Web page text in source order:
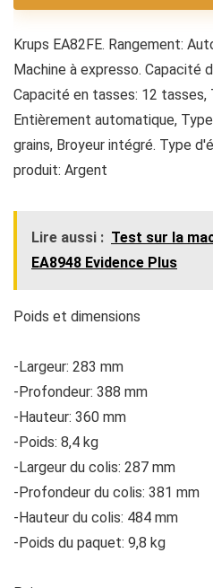
Krups EA82FE. Rangement:
Machine à expresso. Capacité
Capacité en tasses: 12
Entièrement automatique,
grains, Broyeur intégré. Type
produit: Argent
Lire aussi : Test sur la
EA8948 Evidence Plus
Poids et dimensions
-Largeur: 283 mm
-Profondeur: 388 mm
-Hauteur: 360 mm
-Poids: 8,4 kg
-Largeur du colis: 287 mm
-Profondeur du colis: 381 mm
-Hauteur du colis: 484 mm
-Poids du paquet: 9,8 kg